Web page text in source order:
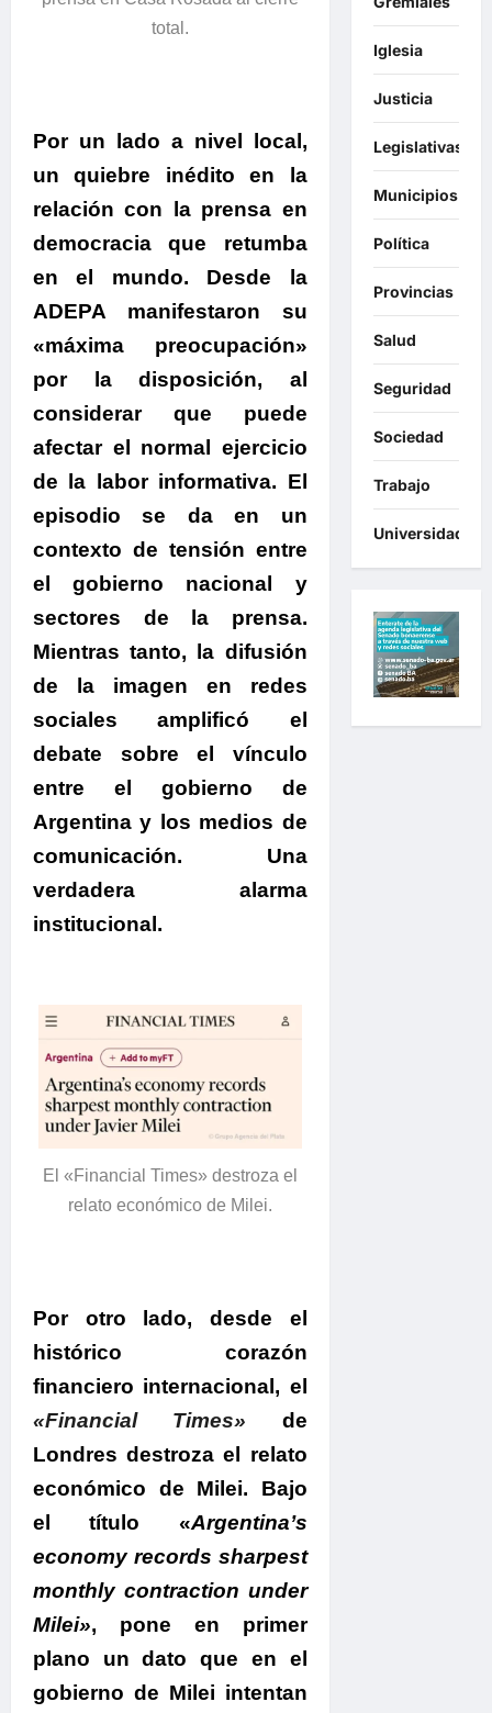
total.
Por un lado a nivel local,
un quiebre inédito en la
relación con la prensa en
democracia que retumba
en el mundo. Desde la
ADEPA manifestaron su
«máxima preocupación»
por la disposición, al
considerar que puede
afectar el normal ejercicio
de la labor informativa. El
episodio se da en un
contexto de tensión entre
el gobierno nacional y
sectores de la prensa.
Mientras tanto, la difusión
de la imagen en redes
sociales amplificó el
debate sobre el vínculo
entre el gobierno de
Argentina y los medios de
comunicación. Una
verdadera alarma
institucional.
El «Financial Times» destroza el
relato económico de Milei.
Por otro lado, desde el
histórico corazón
financiero internacional, el
«Financial Times» de
Londres destroza el relato
económico de Milei. Bajo
el título «Argentina’s
economy records sharpest
monthly contraction under
Milei», pone en primer
plano un dato que en el
gobierno de Milei intentan
Iglesia
Justicia
Legislativas
Municipios
Política
Provincias
Salud
Seguridad
Sociedad
Trabajo
Universidades